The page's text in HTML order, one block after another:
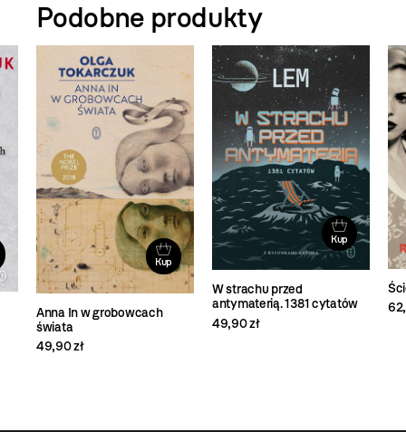
Podobne produkty
Kup
Anna In w grobowcach
świata
49,90 zł
Kup
W strachu przed
antymaterią. 1381 cytatów
49,90 zł